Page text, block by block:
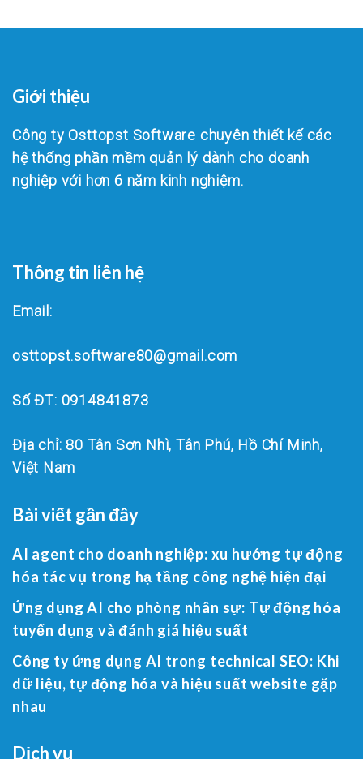
Giới thiệu
Công ty Osttopst Software chuyên thiết kế các
hệ thống phần mềm quản lý dành cho doanh
nghiệp với hơn 6 năm kinh nghiệm.
Thông tin liên hệ
Email:
osttopst.software80@gmail.com
Số ĐT: 0914841873
Địa chỉ: 80 Tân Sơn Nhì, Tân Phú, Hồ Chí Minh,
Việt Nam
Bài viết gần đây
AI agent cho doanh nghiệp: xu hướng tự động
hóa tác vụ trong hạ tầng công nghệ hiện đại
Ứng dụng AI cho phòng nhân sự: Tự động hóa
tuyển dụng và đánh giá hiệu suất
Công ty ứng dụng AI trong technical SEO: Khi
dữ liệu, tự động hóa và hiệu suất website gặp
nhau
Dịch vụ